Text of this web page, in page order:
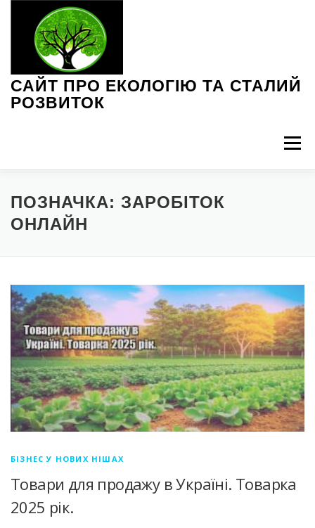
САЙТ ПРО ЕКОЛОГІЮ ТА СТАЛИЙ
РОЗВИТОК
Меню
ЕКОЛОГІЧНІ ПРОБЛЕМИ ЗЕЛЕНІ ТЕХНОЛОГІЇ
ПОРАДИ З ЕКОЛОГІЇ СТАЛЕ СПОЖИВАННЯ
ПОЗНАЧКА: ЗАРОБІТОК
ОНЛАЙН
БІЗНЕС У НОВИХ НІШАХ
Товари для продажу в Україні. Товарка
2025 рік.